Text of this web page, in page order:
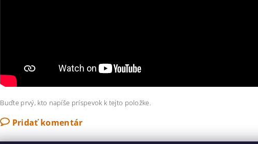
Buďte prvý, kto napíše príspevok k tejto položke.
Pridať komentár